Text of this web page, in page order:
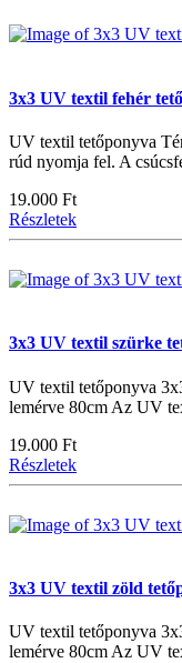
3x3 UV textil fehér
UV textil tetőponyva
rúd nyomja fel. A
19.000 Ft
Részletek
3x3 UV textil szürke
UV textil tetőponyva
lemérve 80cm Az UV
19.000 Ft
Részletek
3x3 UV textil zöld
UV textil tetőponyva
lemérve 80cm Az UV